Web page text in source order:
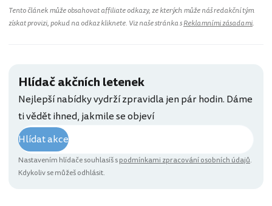
Tento článek může obsahovat affiliate odkazy, ze kterých může náš redakční tým
získat provizi, pokud na odkaz kliknete. Viz naše stránka sReklamními zásadami.
Hlídač akčních letenek
Nejlepší nabídky vydrží zpravidla jen pár hodin. Dáme
ti vědět ihned, jakmile se objeví
Hlídat akce
Nastavením hlídače souhlasíš spodmínkami zpracování osobních údajů.
Kdykoliv se můžeš odhlásit.